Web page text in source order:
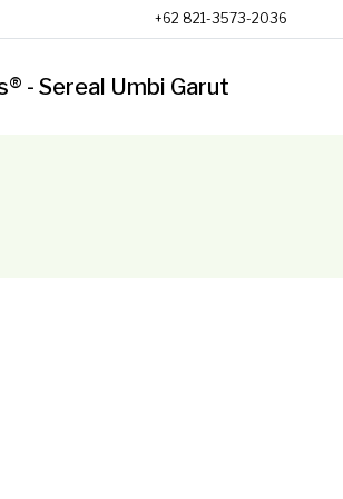
+62 821-3573-2036
- Sereal Umbi Garut